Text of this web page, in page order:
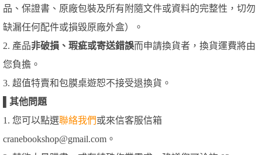
品、保證書、原廠包裝及所有附隨文件或資料的完整性，切勿
缺漏任何配件或損毀原廠外盒）。
2. 產品非破損、瑕疵或寄送錯誤而申請換貨者，換貨運費將由
您負擔。
3. 超值特賣和包膜桌遊恕不接受退換貨。
其他問題
1. 您可以點選聯絡我們或來信客服信箱
cranebookshop@gmail.com。